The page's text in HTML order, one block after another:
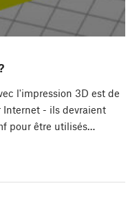
l'impression 3D est de
Internet - ils devraient
pour être utilisés…